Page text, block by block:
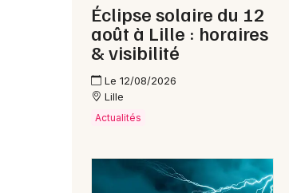
Éclipse solaire du 12
août à Lille : horaires
& visibilité
Le 12/08/2026
Lille
Actualités